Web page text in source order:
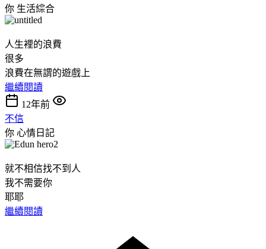
你 生活綜合
人生裡的浪費
很多
浪費在無謂的遊戲上
繼續閱讀
12年前
不信
你 心情日記
就不相信找不到人
我不需要你
耶耶
繼續閱讀